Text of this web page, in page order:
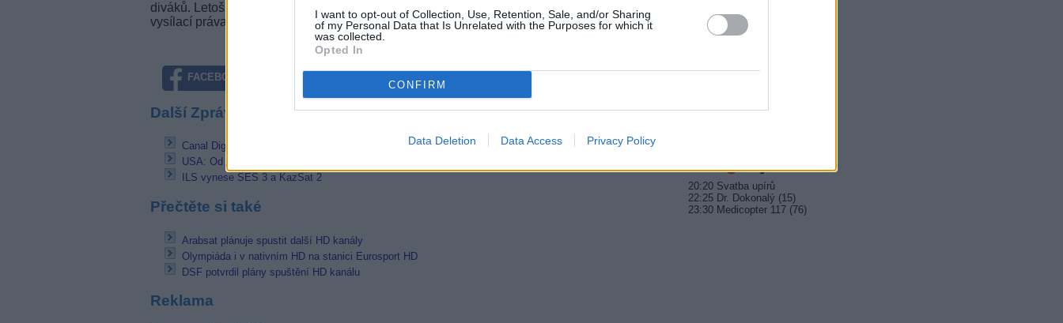
I want to opt-out of Collection, Use, Retention, Sale, and/or Sharing
of my Personal Data that Is Unrelated with the Purposes for which it
was collected.
Opted In
CONFIRM
Data Deletion Data Access Privacy Policy
diváků. Letošní zimní olympijské hry bude NBC vysílat jako šesté v řadě. NBC vlastní
vysílací práva i na letní olympijské hry v Londýně v roce 2012.
FACEBOOK
Další Zprávičky
Canal Digital má 1,06 milionu abonentů DTH
USA: Od 8. února MTV s novým logem
ILS vynese SES 3 a KazSat 2
Přečtěte si také
Arabsat plánuje spustit další HD kanály
Olympiáda i v nativním HD na stanici Eurosport HD
DSF potvrdil plány spuštění HD kanálu
Reklama
22:00 Cestou necestou
22:35 Spojka (5/6)
20:10 Pätnásť životov
20:20 Svatba upírů
22:25 Dr. Dokonalý (15)
23:30 Medicopter 117 (76)